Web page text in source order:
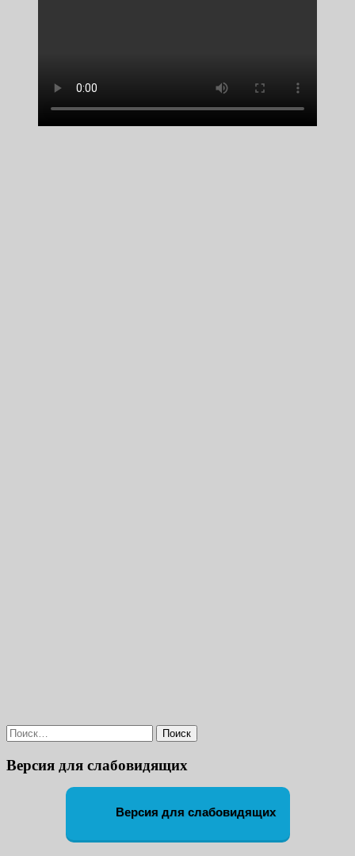
Найти:
Версия для слабовидящих
Версия для слабовидящих